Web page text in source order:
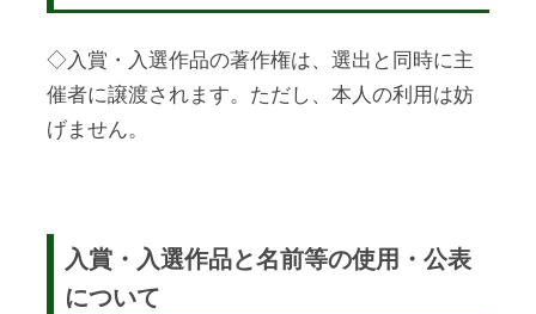
◇入賞・入選作品の著作権は、選出と同時に主
催者に譲渡されます。ただし、本人の利用は妨
げません。
入賞・入選作品と名前等の使用・公表
について